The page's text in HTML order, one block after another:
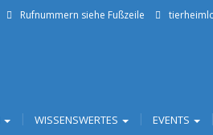
Rufnummern siehe Fußzeile
WISSENSWERTES EVENTS